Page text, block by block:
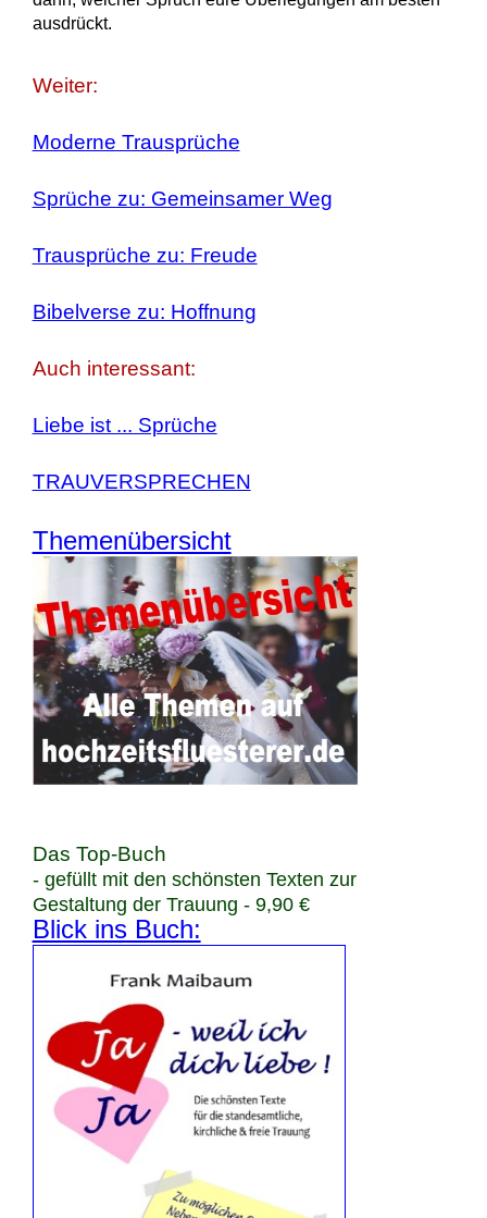
ausdrückt.
Weiter:
Moderne Trausprüche
Sprüche zu: Gemeinsamer Weg
Trausprüche zu: Freude
Bibelverse zu: Hoffnung
Auch interessant:
Liebe ist ... Sprüche
TRAUVERSPRECHEN
Themenübersicht
Das Top-Buch
- gefüllt mit den schönsten Texten zur
Gestaltung der Trauung - 9,90 €
Blick ins Buch: